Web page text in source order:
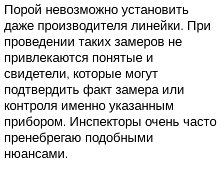
Порой невозможно установить
даже производителя линейки. При
проведении таких замеров не
привлекаются понятые и
свидетели, которые могут
подтвердить факт замера или
контроля именно указанным
прибором. Инспекторы очень часто
пренебрегаю подобными
нюансами.